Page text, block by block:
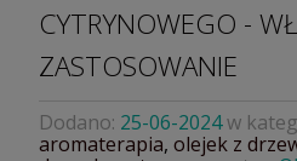
CYTRYNOWEGO -
ZASTOSOWANIE
Dodano: 25-06-2024w
aromaterapia, olejek z